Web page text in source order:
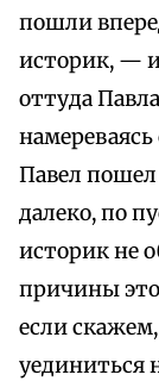
пошли
историк, —
оттуда
Павел
далеко, по
историк не
причины
если
уединиться